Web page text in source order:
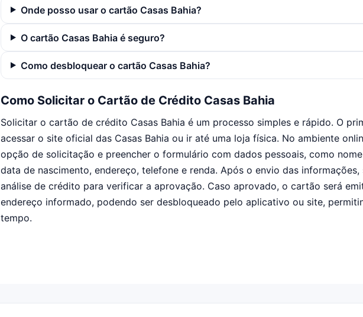
Onde posso usar o cartão Casas Bahia?
O cartão Casas Bahia é seguro?
Como desbloquear o cartão Casas Bahia?
Como Solicitar o Cartão de Crédito Casas Bahia
Solicitar o cartão de crédito Casas Bahia é um processo simples e rápido. O
acessar o site oficial das Casas Bahia ou ir até uma loja física. No ambiente
opção de solicitação e preencher o formulário com dados pessoais, como
data de nascimento, endereço, telefone e renda. Após o envio das informações,
análise de crédito para verificar a aprovação. Caso aprovado, o cartão será
endereço informado, podendo ser desbloqueado pelo aplicativo ou site,
tempo.